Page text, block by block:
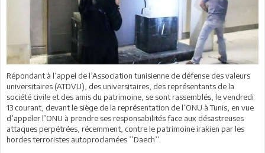
Répondant à l’appel de l’Association tunisienne de défense des valeurs
universitaires (ATDVU), des universitaires, des représentants de la
société civile et des amis du patrimoine, se sont rassemblés, le vendredi
13 courant, devant le siège de la représentation de l’ONU à Tunis, en vue
d’appeler l’ONU à prendre ses responsabilités face aux désastreuses
attaques perpétrées, récemment, contre le patrimoine irakien par les
hordes terroristes autoproclamées ’’Daech’’.